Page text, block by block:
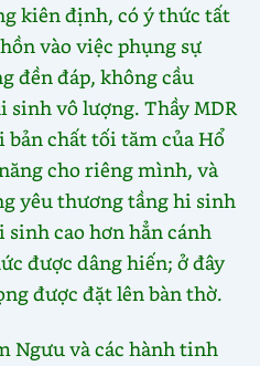
kiên định, có ý thức tất
vào việc phụng sự
đền đáp, không cầu
sinh vô lượng. Thầy MDR
chất tối tăm của Hổ
cho riêng mình, và
yêu thương tầng hi sinh
cao hơn hẳn cánh
được dâng hiến; ở đây
được đặt lên bàn thờ.
Ngưu và các hành tinh